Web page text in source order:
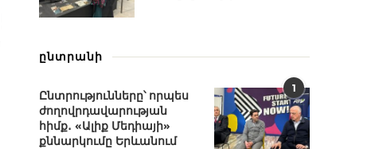
ընտրանի
1
Ընտրությունները՝ որպես
ժողովրդավարության
հիմք․ «Ալիք Մեդիայի»
քննարկումը Երևանում